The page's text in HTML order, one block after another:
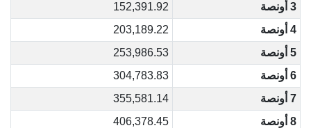
3 أونصة
152,391.92
4 أونصة
203,189.22
5 أونصة
253,986.53
6 أونصة
304,783.83
7 أونصة
355,581.14
8 أونصة
406,378.45